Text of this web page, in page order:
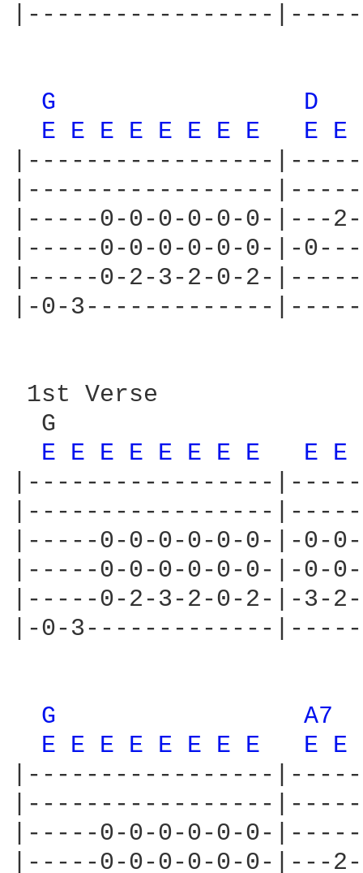
|-----------------
G
D
E E E E E E E E E E
|-----------------|-----
|-----------------|-----
|-----0-0-0-0-0-0-|---
|-----0-0-0-0-0-0-|-
|-----0-2-3-2-0-2-
|-0-3-------------
1st Verse
G
E E E E E E E E E E
|-----------------
|-----------------
|-----0-0-0-0-0-0-|-0-
|-----0-0-0-0-0-0-|-0-
|-----0-2-3-2-0-2-|-3-
|-0-3-------------
G
A7
E E E E E E E E E E
|-----------------|-----
|-----------------|-----
|-----0-0-0-0-0-0-
|-----0-0-0-0-0-0-|---